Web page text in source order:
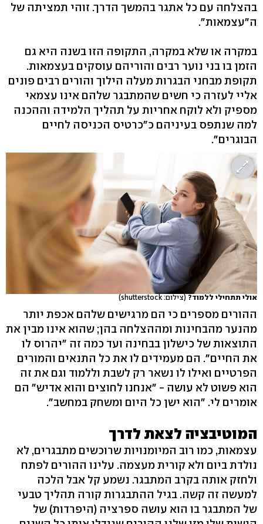
בהצלחה עם כל אתגר בהמשך הדרך. זוהי תמציתה של
ה"עצמאות".
במקרה או שלא במקרה, התקופה הזו בשנה היא גם
הזמן בו בני נוער רבים והוריהם עוסקים בעצמאות.
תקופת מבחני הבגרות מעלה הילוך והורים רבים פונים
אליי לעזרה כי חשים שהמתבגר שלהם אינו עצמאי
מספיק ולא לוקח אחריות על תהליך הלמידה וההכנה
למה שנתפס בעיניהם כ"כרטיס הכניסה לחיים
הבוגרים".
אולי תתחילי ללמוד? (צילום: shutterstock)
ההורים מספרים כי הם מרגישים שלהם אכפת יותר
מהנער מהבחינות ומההצלחה בהן; שהוא אינו מבין את
התוצאות של כישלון בבחינה ועד כמה זה "יהרוס לו
את החיים". הם מעמידים לו את כל התנאים והמורים
הפרטיים ואילו לו נשאר רק לשבת וללמוד וגם את זה
הוא פשוט לא עושה - "אנחנו לחוצים והוא אדיש" הם
אומרים לי. "הוא ישן כל היום ומשחק במחשב".
המוטיבציה לצאת לדרך
עצמאות, כמו רוב המיומנויות שרוכשים מתבגרים, לא
נולדת ביום ולא קורית מעצמה. עלינו ההורים לפתח
ולחזק אותה בקרב המתבגר. נשמע קל אבל הלכה
למעשה זה קשה. בגיל ההתבגרות קורה תהליך טבעי
של המתבגר בו הוא עושה ספרציה (היפרדות) של